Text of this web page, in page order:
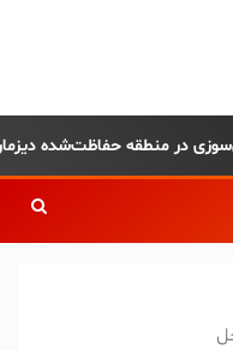
منطقه حفاظت‌شده دیزمار مهار